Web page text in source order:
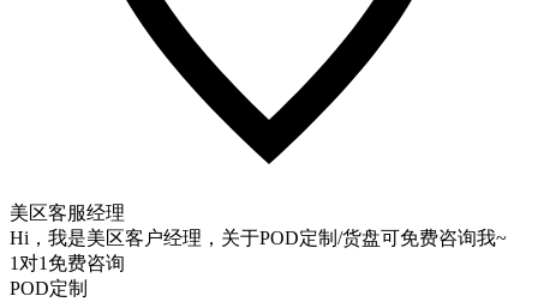
美区客服经理
Hi，我是美区客户经理，关于POD定制/货盘可免费咨询我~
1对1免费咨询
POD定制